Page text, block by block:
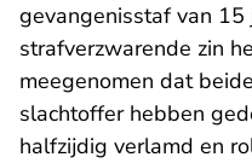
gevangenisstaf van 15
strafverzwarende zin
meegenomen dat
slachtoffer hebben
halfzijdig verlamd en